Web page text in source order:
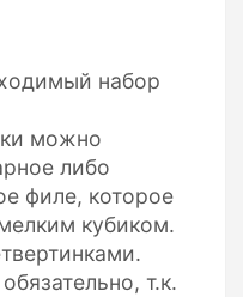
набор
можно
либо
филе, которое
кубиком.
т.к.